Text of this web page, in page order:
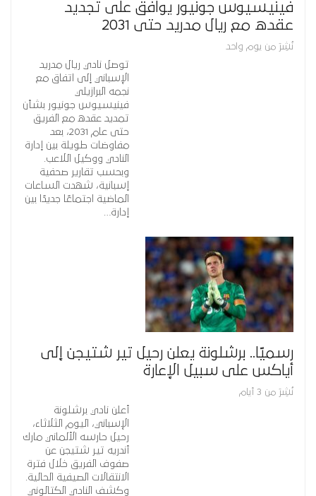
فينيسيوس جونيور يوافق على تجديد
عقده مع ريال مدريد حتى 2031
نُشِرَ من يوم واحد
توصل نادي ريال مدريد
الإسباني إلى اتفاق مع
نجمه البرازيلي
فينيسيوس جونيور بشأن
تمديد عقده مع الفريق
حتى عام 2031، بعد
مفاوضات طويلة بين إدارة
النادي ووكيل اللاعب.
وبحسب تقارير صحفية
إسبانية، شهدت الساعات
الماضية اجتماعًا جديدًا بين
إدارة…
رسميًا.. برشلونة يعلن رحيل تير شتيجن إلى
أياكس على سبيل الإعارة
نُشِرَ من 3 أيام
أعلن نادي برشلونة
الإسباني، اليوم الثلاثاء،
رحيل حارسه الألماني مارك
أندريه تير شتيجن عن
صفوف الفريق خلال فترة
الانتقالات الصيفية الحالية.
وكشف النادي الكتالوني